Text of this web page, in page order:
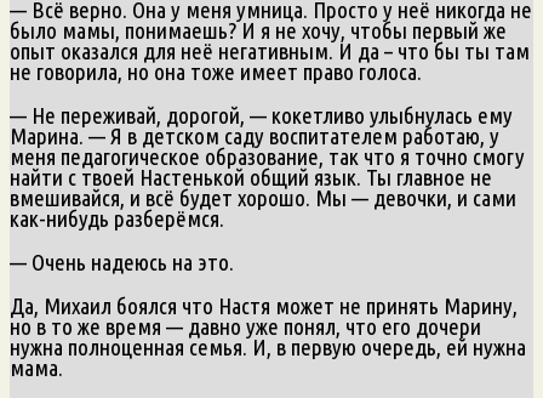
— Всё верно. Она у меня умница. Просто у неё никогда не
было мамы, понимаешь? И я не хочу, чтобы первый же
опыт оказался для неё негативным. И да – что бы ты там
не говорила, но она тоже имеет право голоса.
— Не переживай, дорогой, — кокетливо улыбнулась ему
Марина. — Я в детском саду воспитателем работаю, у
меня педагогическое образование, так что я точно смогу
найти с твоей Настенькой общий язык. Ты главное не
вмешивайся, и всё будет хорошо. Мы — девочки, и сами
как-нибудь разберёмся.
— Очень надеюсь на это.
Да, Михаил боялся что Настя может не принять Марину,
но в то же время — давно уже понял, что его дочери
нужна полноценная семья. И, в первую очередь, ей нужна
мама.